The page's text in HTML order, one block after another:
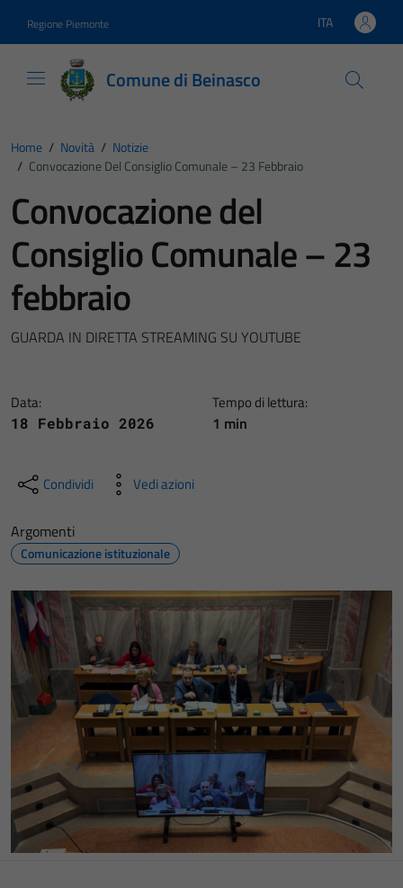
Regione Piemonte Lingua attiva:
ITA
Comune di Beinasco
Home / Novità / Notizie
/ Convocazione Del Consiglio Comunale – 23 Febbraio
Convocazione del
Consiglio Comunale – 23
febbraio
GUARDA IN DIRETTA STREAMING SU YOUTUBE
Data:
18 Febbraio 2026
Tempo di lettura:
1 min
Condividi Vedi azioni
Argomenti
Comunicazione istituzionale